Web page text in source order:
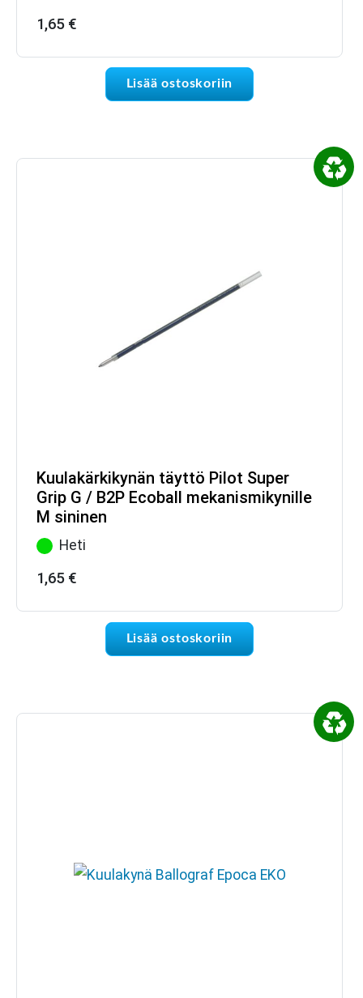
1,65 €
Lisää ostoskoriin
Kuulakärkikynän täyttö Pilot Super
Grip G / B2P Ecoball mekanismikynille
M sininen
Heti
1,65 €
Lisää ostoskoriin